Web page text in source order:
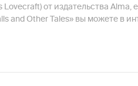
Lovecraft) от издательства
and Other Tales» вы можете в